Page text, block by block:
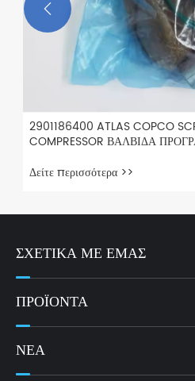

ΣΧΕΤΙΚΆ ΜΕ ΕΜΆΣ
ΠΡΟΪΌΝΤΑ
ΝΈΑ